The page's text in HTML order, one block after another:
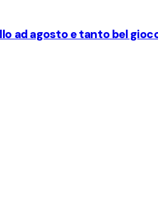
ad agosto e tanto bel